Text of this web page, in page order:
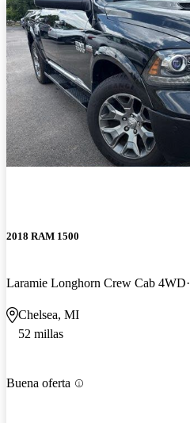
2018 RAM 1500
Laramie Longhorn Crew Cab 4WD
Chelsea, MI
52 millas
Buena oferta